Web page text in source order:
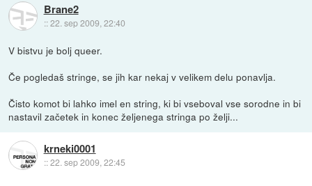
Brane2
::22. sep 2009, 22:40
V bistvu je bolj queer.
Če pogledaš stringe, se jih kar nekaj v velikem delu ponavlja.
Čisto komot bi lahko imel en string, ki bi vseboval vse sorodne in bi
nastavil začetek in konec željenega stringa po želji...
krneki0001
::22. sep 2009, 22:45